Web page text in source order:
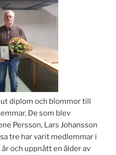
diplom och blommor till
De som blev
Persson, Lars Johansson
tre har varit medlemmar i
och uppnått en ålder av